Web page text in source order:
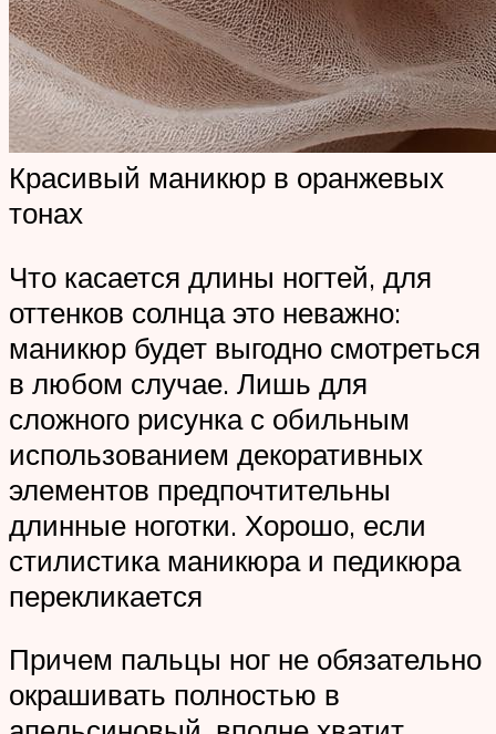
Красивый маникюр в оранжевых
тонах
Что касается длины ногтей, для
оттенков солнца это неважно:
маникюр будет выгодно смотреться
в любом случае. Лишь для
сложного рисунка с обильным
использованием декоративных
элементов предпочтительны
длинные ноготки. Хорошо, если
стилистика маникюра и педикюра
перекликается
Причем пальцы ног не обязательно
окрашивать полностью в